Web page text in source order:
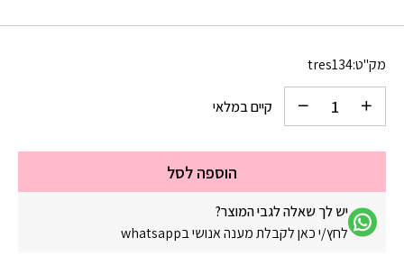
היה:
₪90.00.
הוא:
מק"ט:tres134
קיים במלאי
הוספה לסל
יש לך שאלה לגבי המוצר?
לחץ/י כאן לקבלת מענה אנושי בwhatsapp